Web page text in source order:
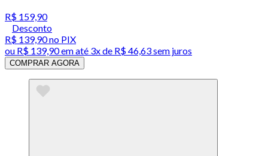
R$ 159,90
Desconto
R$ 139,90no PIX
ou R$ 139,90em até 3x de R$ 46,63 sem juros
COMPRAR AGORA